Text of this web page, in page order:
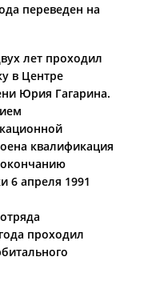
переведен на
лет проходил
в Центре
Юрия Гагарина.
квалификация
6 апреля 1991
проходил